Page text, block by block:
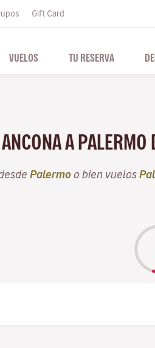
Gift Card
VUELOS TU RESERVA
A PALERMO
Palermo o bien vuelos